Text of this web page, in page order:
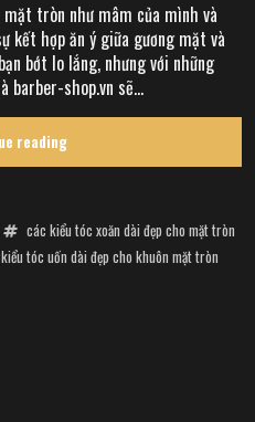
tròn như mâm của mình và
kết hợp ăn ý giữa gương mặt và
bớt lo lắng, nhưng với những
barber-shop.vn sẽ...
reading
các kiểu tóc xoăn dài đẹp cho mặt tròn
kiểu tóc uốn dài đẹp cho khuôn mặt tròn